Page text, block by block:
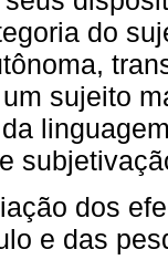
do
sujeito
dos
e das